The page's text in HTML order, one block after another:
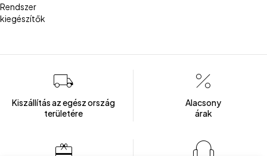
Rendszer
kiegészítők
Kiszállítás az egész ország
területére
Alacsony
árak